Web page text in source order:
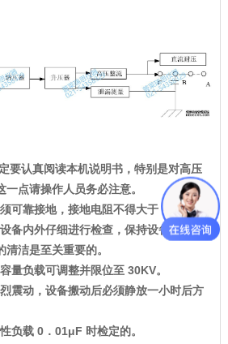
要认真阅读本机说明书，特别是对高压
点请操作人员务必注意。
可靠接地，接地电阻不得大于 4 欧姆。
备内外仔细进行检查，保持设备尤其是
洁是至关重要的。
量负载可调整并限位至 30KV。
震动，设备搬动后必须静放一小时后方
负载 0．01μF 时检定的。